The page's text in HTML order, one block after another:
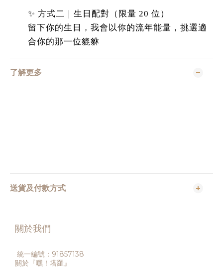
✨ 方式二｜生日配對（限量 20 位）
留下你的生日，我會以你的流年能量，挑選適
合你的那一位貔貅
了解更多
送貨及付款方式
關於我們
統一編號：91857138
關於『嘿！塔羅』